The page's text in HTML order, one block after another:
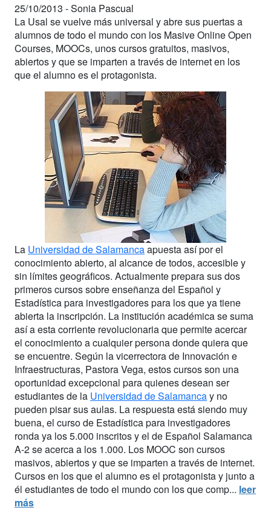
25/10/2013 -Sonia Pascual
La Usal se vuelve más universal y abre sus puertas a
alumnos de todo el mundo con los Masive Online Open
Courses, MOOCs, unos cursos gratuitos, masivos,
abiertos y que se imparten a través de internet en los
que el alumno es el protagonista.
La Universidad de Salamancaapuesta así por el
conocimiento abierto, al alcance de todos, accesible y
sin límites geográficos. Actualmente prepara sus dos
primeros cursos sobre enseñanza del Español y
Estadística para investigadores para los que ya tiene
abierta la inscripción. La institución académica se suma
así a esta corriente revolucionaria que permite acercar
el conocimiento a cualquier persona donde quiera que
se encuentre. Según la vicerrectora de Innovación e
Infraestructuras, Pastora Vega, estos cursos son una
oportunidad excepcional para quienes desean ser
estudiantes de la Universidad de Salamancay no
pueden pisar sus aulas. La respuesta está siendo muy
buena, el curso de Estadística para investigadores
ronda ya los 5.000 inscritos y el de Español Salamanca
A-2 se acerca a los 1.000. Los MOOC son cursos
masivos, abiertos y que se imparten a través de internet.
Cursos en los que el alumno es el protagonista y junto a
él estudiantes de todo el mundo con los que comp... leer
más